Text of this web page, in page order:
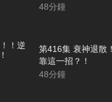
48分鐘
第416集 衰神退散
靠這一招？！
48分鐘